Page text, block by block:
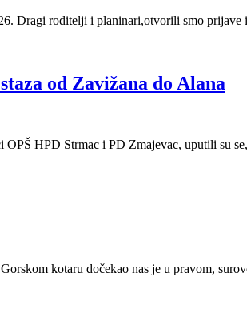
roditelji i planinari,otvorili smo prijave
od Zavižana do Alana
HPD Strmac i PD Zmajevac, uputili su
kotaru dočekao nas je u pravom,